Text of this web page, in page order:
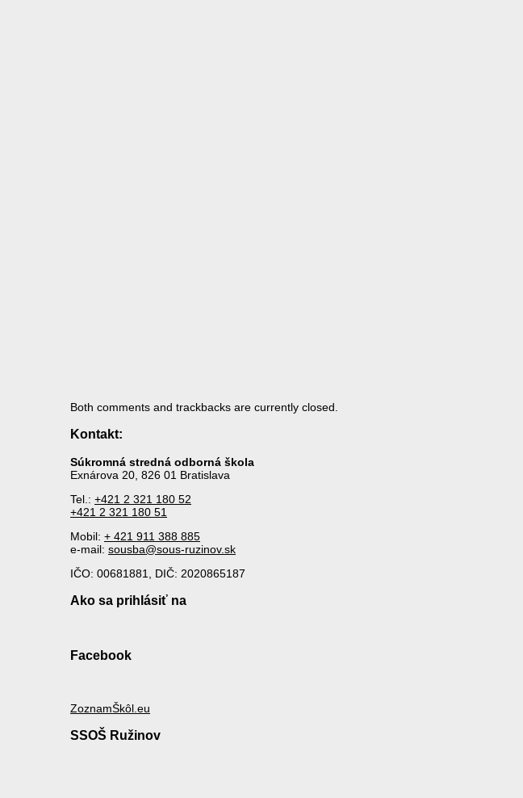
Both comments and trackbacks are currently closed.
Kontakt:
Súkromná stredná odborná škola
Exnárova 20, 826 01 Bratislava
Tel.: +421 2 321 180 52
+421 2 321 180 51
Mobil: + 421 911 388 885
e-mail: sousba@sous-ruzinov.sk
IČO: 00681881, DIČ: 2020865187
Ako sa prihlásiť na
Facebook
ZoznamŠkôl.eu
SSOŠ Ružinov